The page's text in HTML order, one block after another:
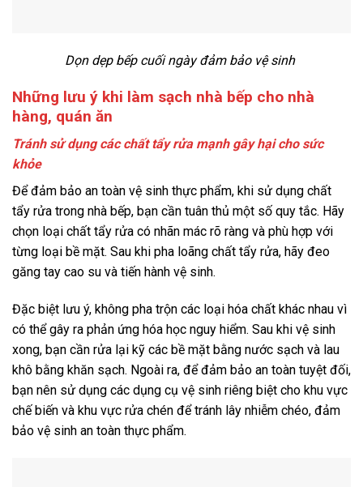
Dọn dẹp bếp cuối ngày đảm bảo vệ sinh
Những lưu ý khi làm sạch nhà bếp cho nhà
hàng, quán ăn
Tránh sử dụng các chất tẩy rửa mạnh gây hại cho sức
khỏe
Để đảm bảo an toàn vệ sinh thực phẩm, khi sử dụng chất
tẩy rửa trong nhà bếp, bạn cần tuân thủ một số quy tắc. Hãy
chọn loại chất tẩy rửa có nhãn mác rõ ràng và phù hợp với
từng loại bề mặt. Sau khi pha loãng chất tẩy rửa, hãy đeo
găng tay cao su và tiến hành vệ sinh.
Đặc biệt lưu ý, không pha trộn các loại hóa chất khác nhau vì
có thể gây ra phản ứng hóa học nguy hiểm. Sau khi vệ sinh
xong, bạn cần rửa lại kỹ các bề mặt bằng nước sạch và lau
khô bằng khăn sạch. Ngoài ra, để đảm bảo an toàn tuyệt đối,
bạn nên sử dụng các dụng cụ vệ sinh riêng biệt cho khu vực
chế biến và khu vực rửa chén để tránh lây nhiễm chéo, đảm
bảo vệ sinh an toàn thực phẩm.